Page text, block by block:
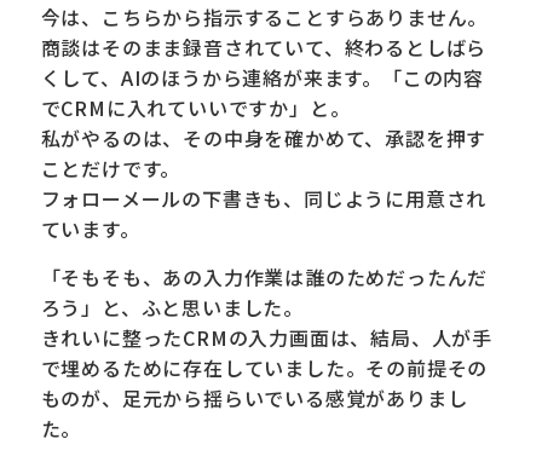
今は、こちらから指示することすらありません。
商談はそのまま録音されていて、終わるとしばら
くして、AIのほうから連絡が来ます。「この内容
でCRMに入れていいですか」と。
私がやるのは、その中身を確かめて、承認を押す
ことだけです。
フォローメールの下書きも、同じように用意され
ています。
「そもそも、あの入力作業は誰のためだったんだ
ろう」と、ふと思いました。
きれいに整ったCRMの入力画面は、結局、人が手
で埋めるために存在していました。その前提その
ものが、足元から揺らいでいる感覚がありまし
た。